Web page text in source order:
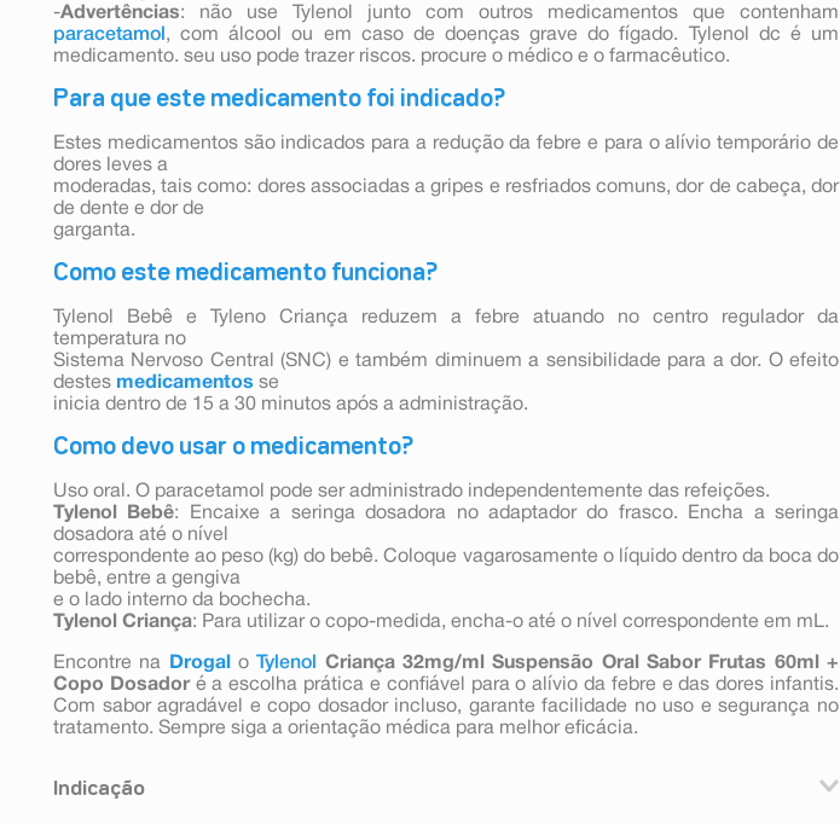
-Advertências: não use Tylenol junto com outros medicamentos que contenham
paracetamol , com álcool ou em caso de doenças grave do fígado. Tylenol dc é um
medicamento. seu uso pode trazer riscos. procure o médico e o farmacêutico.
Para que este medicamento foi indicado?
Estes medicamentos são indicados para a redução da febre e para o alívio temporário de
dores leves a
moderadas, tais como: dores associadas a gripes e resfriados comuns, dor de cabeça, dor
de dente e dor de
garganta.
Como este medicamento funciona?
Tylenol Bebê e Tyleno Criança reduzem a febre atuando no centro regulador da
temperatura no
Sistema Nervoso Central (SNC) e também diminuem a sensibilidade para a dor. O efeito
destes medicamentos se
inicia dentro de 15 a 30 minutos após a administração.
Como devo usar o medicamento?
Uso oral. O paracetamol pode ser administrado independentemente das refeições.
Tylenol Bebê: Encaixe a seringa dosadora no adaptador do frasco. Encha a seringa
dosadora até o nível
correspondente ao peso (kg) do bebê. Coloque vagarosamente o líquido dentro da boca do
bebê, entre a gengiva
e o lado interno da bochecha.
Tylenol Criança: Para utilizar o copo-medida, encha-o até o nível correspondente em mL.
Encontre na Drogal oTylenol Criança 32mg/ml Suspensão Oral Sabor Frutas 60ml +
Copo Dosadoré a escolha prática e confiável para o alívio da febre e das dores infantis.
Com sabor agradável e copo dosador incluso, garante facilidade no uso e segurança no
tratamento. Sempre siga a orientação médica para melhor eficácia.
Indicação